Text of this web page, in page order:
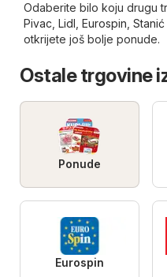
Odaberite bilo koju drugu
Pivac Lidl Eurospin
otkrijete još bolje ponude.
Ostale trgovine
Ponude
Eurospin